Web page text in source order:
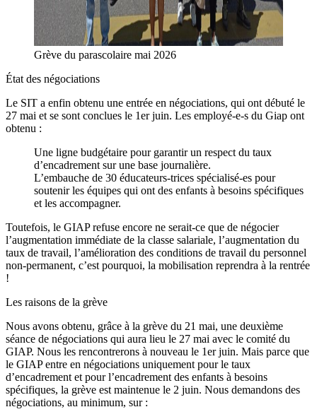
Grève du parascolaire mai 2026
État des négociations
Le SIT a enfin obtenu une entrée en négociations, qui ont débuté le
27 mai et se sont conclues le 1er juin. Les employé-e-s du Giap ont
obtenu :
Une ligne budgétaire pour garantir un respect du taux
d’encadrement sur une base journalière.
L’embauche de 30 éducateurs-trices spécialisé-es pour
soutenir les équipes qui ont des enfants à besoins spécifiques
et les accompagner.
Toutefois, le GIAP refuse encore ne serait-ce que de négocier
l’augmentation immédiate de la classe salariale, l’augmentation du
taux de travail, l’amélioration des conditions de travail du personnel
non-permanent, c’est pourquoi, la mobilisation reprendra à la rentrée
!
Les raisons de la grève
Nous avons obtenu, grâce à la grève du 21 mai, une deuxième
séance de négociations qui aura lieu le 27 mai avec le comité du
GIAP. Nous les rencontrerons à nouveau le 1er juin. Mais parce que
le GIAP entre en négociations uniquement pour le taux
d’encadrement et pour l’encadrement des enfants à besoins
spécifiques, la grève est maintenue le 2 juin. Nous demandons des
négociations, au minimum, sur :